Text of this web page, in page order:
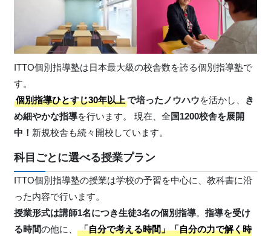
ITTO個別指導塾は日本最大級の校舎数を誇る個別指導塾で
す。
個別指導ひとすじ30年以上で培ったノウハウを活かし、
き
め細やかな指導を行います。 現在、全国1200校舎を展開
中！ 新規校舎も続々開校しています。
科目ごとに選べる授業プラン
ITTO個別指導塾の授業は学校の予習を中心に、教科書に沿
った内容で行います。
授業形式は講師1名につき生徒3名の個別指導。 指導を受け
る時間の他に、
「自分で考える時間」「自分の力で解く時